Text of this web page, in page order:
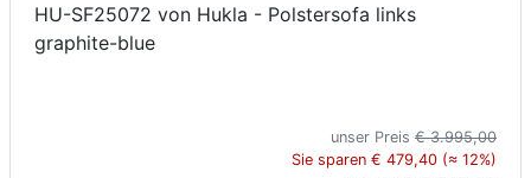
HU-SF25072 von Hukla - Polstersofa links
graphite-blue
unser Preis € 3.995,00
Sie sparen € 479,40 (≈ 12%)